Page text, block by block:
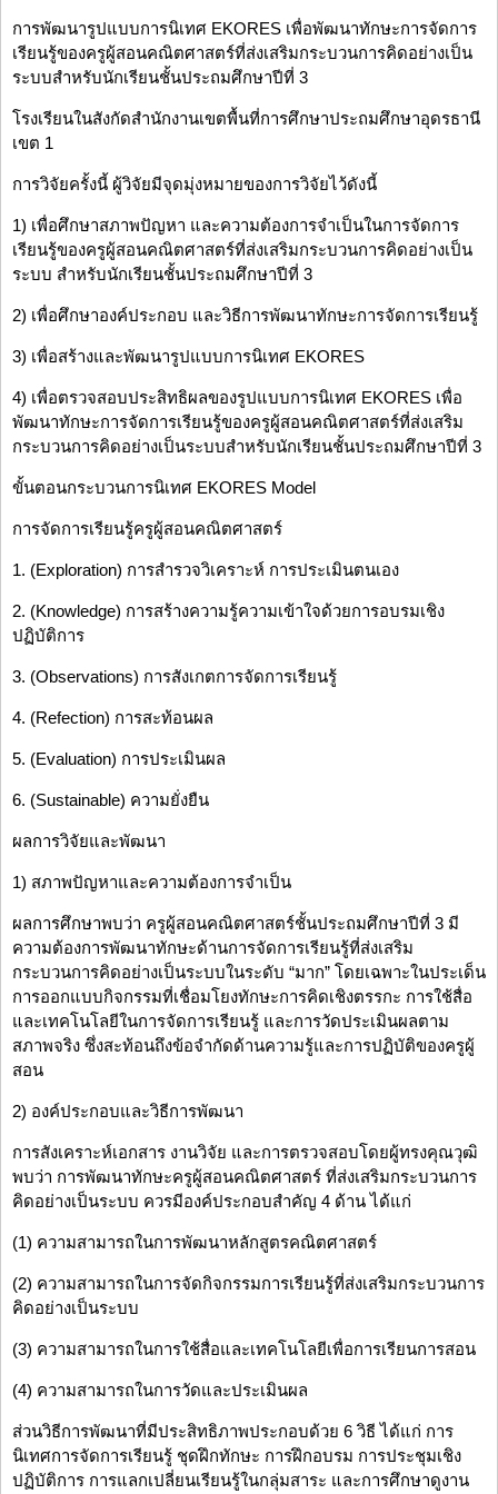
การพัฒนารูปแบบการนิเทศ EKORES เพื่อพัฒนาทักษะการจัดการ
เรียนรู้ของครูผู้สอนคณิตศาสตร์ที่ส่งเสริมกระบวนการคิดอย่างเป็น
ระบบสำหรับนักเรียนชั้นประถมศึกษาปีที่ 3
โรงเรียนในสังกัดสำนักงานเขตพื้นที่การศึกษาประถมศึกษาอุดรธานี
เขต 1
การวิจัยครั้งนี้ ผู้วิจัยมีจุดมุ่งหมายของการวิจัยไว้ดังนี้
1) เพื่อศึกษาสภาพปัญหา และความต้องการจำเป็นในการจัดการ
เรียนรู้ของครูผู้สอนคณิตศาสตร์ที่ส่งเสริมกระบวนการคิดอย่างเป็น
ระบบ สำหรับนักเรียนชั้นประถมศึกษาปีที่ 3
2) เพื่อศึกษาองค์ประกอบ และวิธีการพัฒนาทักษะการจัดการเรียนรู้
3) เพื่อสร้างและพัฒนารูปแบบการนิเทศ EKORES
4) เพื่อตรวจสอบประสิทธิผลของรูปแบบการนิเทศ EKORES เพื่อ
พัฒนาทักษะการจัดการเรียนรู้ของครูผู้สอนคณิตศาสตร์ที่ส่งเสริม
กระบวนการคิดอย่างเป็นระบบสำหรับนักเรียนชั้นประถมศึกษาปีที่ 3
ขั้นตอนกระบวนการนิเทศ EKORES Model
การจัดการเรียนรู้ครูผู้สอนคณิตศาสตร์
1. (Exploration) การสำรวจวิเคราะห์ การประเมินตนเอง
2. (Knowledge) การสร้างความรู้ความเข้าใจด้วยการอบรมเชิง
ปฏิบัติการ
3. (Observations) การสังเกตการจัดการเรียนรู้
4. (Refection) การสะท้อนผล
5. (Evaluation) การประเมินผล
6. (Sustainable) ความยั่งยืน
ผลการวิจัยและพัฒนา
1) สภาพปัญหาและความต้องการจำเป็น
ผลการศึกษาพบว่า ครูผู้สอนคณิตศาสตร์ชั้นประถมศึกษาปีที่ 3 มี
ความต้องการพัฒนาทักษะด้านการจัดการเรียนรู้ที่ส่งเสริม
กระบวนการคิดอย่างเป็นระบบในระดับ “มาก” โดยเฉพาะในประเด็น
การออกแบบกิจกรรมที่เชื่อมโยงทักษะการคิดเชิงตรรกะ การใช้สื่อ
และเทคโนโลยีในการจัดการเรียนรู้ และการวัดประเมินผลตาม
สภาพจริง ซึ่งสะท้อนถึงข้อจำกัดด้านความรู้และการปฏิบัติของครูผู้
สอน
2) องค์ประกอบและวิธีการพัฒนา
การสังเคราะห์เอกสาร งานวิจัย และการตรวจสอบโดยผู้ทรงคุณวุฒิ
พบว่า การพัฒนาทักษะครูผู้สอนคณิตศาสตร์ ที่ส่งเสริมกระบวนการ
คิดอย่างเป็นระบบ ควรมีองค์ประกอบสำคัญ 4 ด้าน ได้แก่
(1) ความสามารถในการพัฒนาหลักสูตรคณิตศาสตร์
(2) ความสามารถในการจัดกิจกรรมการเรียนรู้ที่ส่งเสริมกระบวนการ
คิดอย่างเป็นระบบ
(3) ความสามารถในการใช้สื่อและเทคโนโลยีเพื่อการเรียนการสอน
(4) ความสามารถในการวัดและประเมินผล
ส่วนวิธีการพัฒนาที่มีประสิทธิภาพประกอบด้วย 6 วิธี ได้แก่ การ
นิเทศการจัดการเรียนรู้ ชุดฝึกทักษะ การฝึกอบรม การประชุมเชิง
ปฏิบัติการ การแลกเปลี่ยนเรียนรู้ในกลุ่มสาระ และการศึกษาดูงาน